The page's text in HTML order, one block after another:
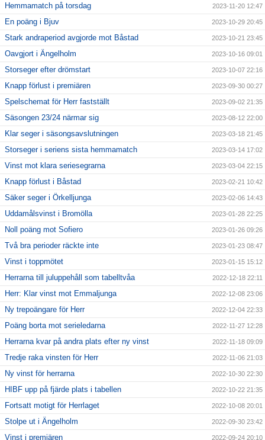
Hemmamatch på torsdag 2023-11-20 12:47
En poäng i Bjuv 2023-10-29 20:45
Stark andraperiod avgjorde mot Båstad 2023-10-21 23:45
Oavgjort i Ängelholm 2023-10-16 09:01
Storseger efter drömstart 2023-10-07 22:16
Knapp förlust i premiären 2023-09-30 00:27
Spelschemat för Herr fastställt 2023-09-02 21:35
Säsongen 23/24 närmar sig 2023-08-12 22:00
Klar seger i säsongsavslutningen 2023-03-18 21:45
Storseger i seriens sista hemmamatch 2023-03-14 17:02
Vinst mot klara seriesegrarna 2023-03-04 22:15
Knapp förlust i Båstad 2023-02-21 10:42
Säker seger i Örkelljunga 2023-02-06 14:43
Uddamålsvinst i Bromölla 2023-01-28 22:25
Noll poäng mot Sofiero 2023-01-26 09:26
Två bra perioder räckte inte 2023-01-23 08:47
Vinst i toppmötet 2023-01-15 15:12
Herrarna till juluppehåll som tabelltvåa 2022-12-18 22:11
Herr: Klar vinst mot Emmaljunga 2022-12-08 23:06
Ny trepoängare för Herr 2022-12-04 22:33
Poäng borta mot serieledarna 2022-11-27 12:28
Herrarna kvar på andra plats efter ny vinst 2022-11-18 09:09
Tredje raka vinsten för Herr 2022-11-06 21:03
Ny vinst för herrarna 2022-10-30 22:30
HIBF upp på fjärde plats i tabellen 2022-10-22 21:35
Fortsatt motigt för Herrlaget 2022-10-08 20:01
Stolpe ut i Ängelholm 2022-09-30 23:42
Vinst i premiären 2022-09-24 20:10